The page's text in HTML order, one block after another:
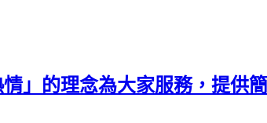
」的理念為大家服務，提供